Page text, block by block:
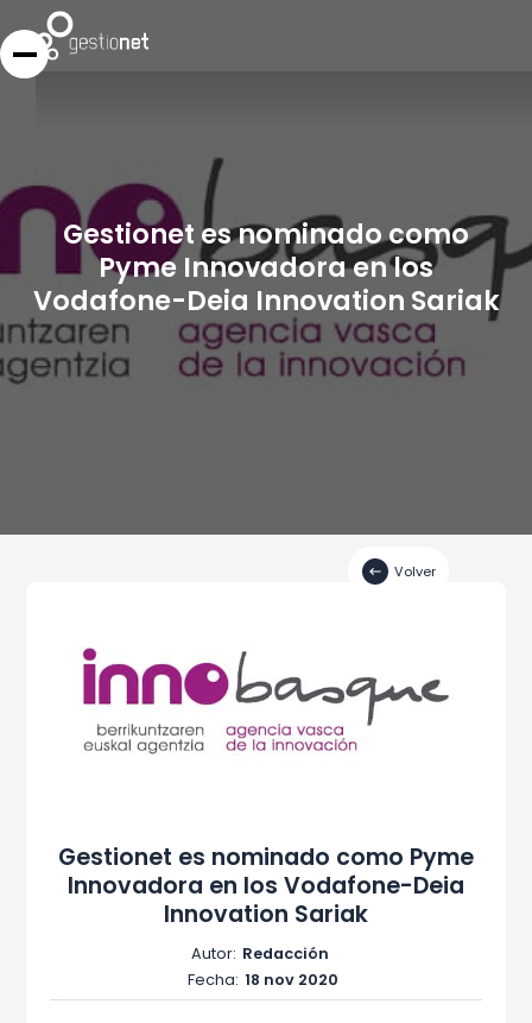
Gestionet es nominado como
Pyme Innovadora en los
Vodafone-Deia Innovation Sariak
Volver
Gestionet es nominado como Pyme
Innovadora en los Vodafone-Deia
Innovation Sariak
Autor: Redacción
Fecha: 18 nov 2020